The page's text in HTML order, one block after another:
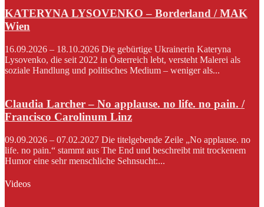
KATERYNA LYSOVENKO – Borderland / MAK
Wien
16.09.2026 – 18.10.2026 Die gebürtige Ukrainerin Kateryna
Lysovenko, die seit 2022 in Österreich lebt, versteht Malerei als
soziale Handlung und politisches Medium – weniger als...
Claudia Larcher – No applause. no life. no pain. /
Francisco Carolinum Linz
09.09.2026 – 07.02.2027 Die titelgebende Zeile „No applause. no
life. no pain.“ stammt aus The End und beschreibt mit trockenem
Humor eine sehr menschliche Sehnsucht:...
Videos